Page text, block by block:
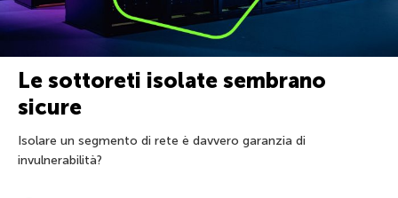
Le sottoreti isolate sembrano
sicure
Isolare un segmento di rete è davvero garanzia di
invulnerabilità?